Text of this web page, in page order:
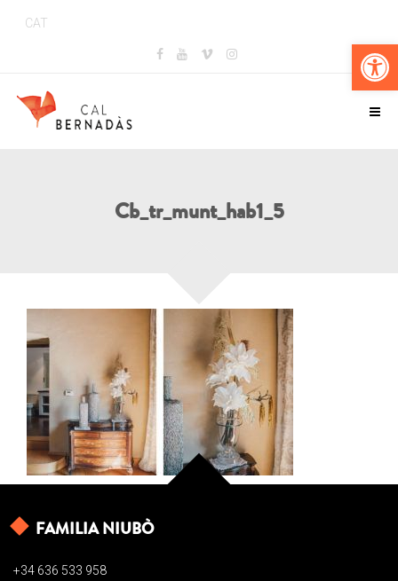
CAT
Cb_tr_munt_hab1_5
FAMILIA NIUBÒ
+34 636 533 958